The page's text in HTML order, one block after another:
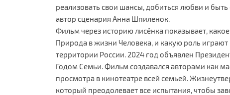
реализовать свои шансы, добиться любви и быть
автор сценария Анна Шпиленок.
Фильм через историю лисёнка показывает,
Природа в жизни Человека, и какую роль
территории России. 2024 год объявлен
Годом Семьи. Фильм создавался авторами как
просмотра в кинотеатре всей семьей.
который преодолевает все испытания, чтобы